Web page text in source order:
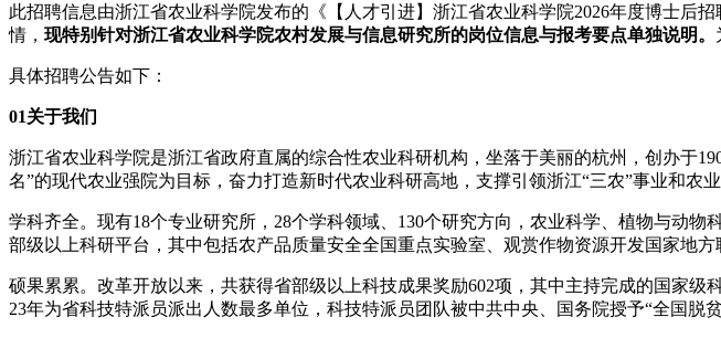
此招聘信息由浙江省农业科学院发布的《【人才引进】浙江省农业科学院2026年度博士后
情， 现特别针对浙江省农业科学院农村发展与信息研究所的岗位信息与报考要点单独说明。
具体招聘公告如下：
01关于我们
浙江省农业科学院是浙江省政府直属的综合性农业科研机构，坐落于美丽的杭州，创办于
名”的现代农业强院为目标，奋力打造新时代农业科研高地，支撑引领浙江“三农”事业和农业
学科齐全。现有18个专业研究所，28个学科领域、130个研究方向，农业科学、植物与动
部级以上科研平台，其中包括农产品质量安全全国重点实验室、观赏作物资源开发国家地
硕果累累。改革开放以来，共获得省部级以上科技成果奖励602项，其中主持完成的国家
23年为省科技特派员派出人数最多单位，科技特派员团队被中共中央、国务院授予“全国脱